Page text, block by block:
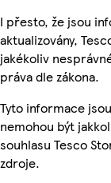
I přesto, že jsou
aktualizovány,
jakékoliv
práva dle zákona.
Tyto informace
nemohou být
souhlasu Tesco
zdroje.